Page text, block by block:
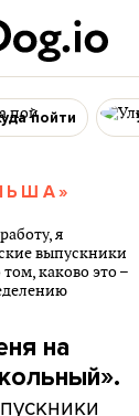
пойти
на